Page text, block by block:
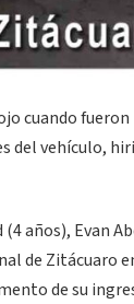
cuando fueron
del vehículo,
años), Evan
de Zitácuaro
de su